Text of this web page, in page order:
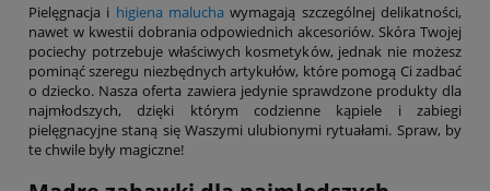
Pielęgnacja i higiena malucha wymagają szczególnej delikatności,
nawet w kwestii dobrania odpowiednich akcesoriów. Skóra Twojej
pociechy potrzebuje właściwych kosmetyków, jednak nie możesz
pominąć szeregu niezbędnych artykułów, które pomogą Ci zadbać
o dziecko. Nasza oferta zawiera jedynie sprawdzone produkty dla
najmłodszych, dzięki którym codzienne kąpiele i zabiegi
pielęgnacyjne staną się Waszymi ulubionymi rytuałami. Spraw, by
te chwile były magiczne!